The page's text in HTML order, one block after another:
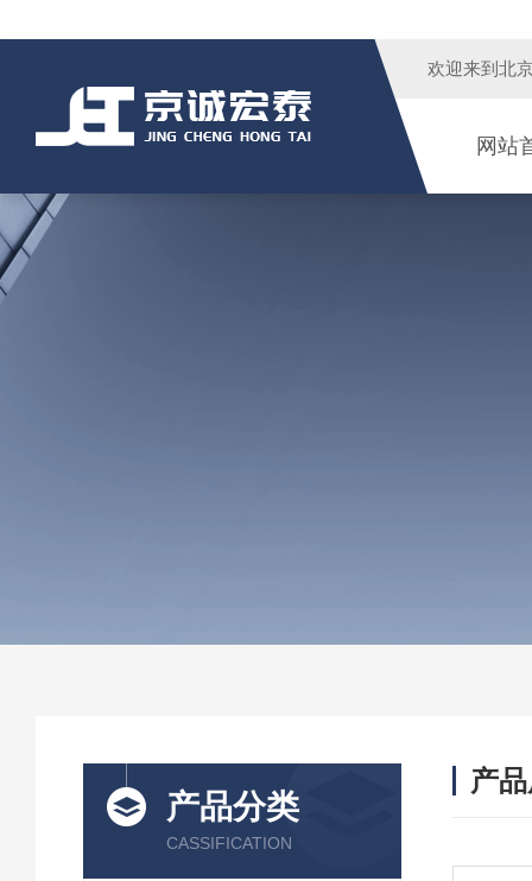
欢迎来到 北
网站
产品分类
CASSIFICATION
产